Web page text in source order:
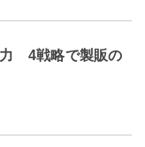
力 4戦略で製販の